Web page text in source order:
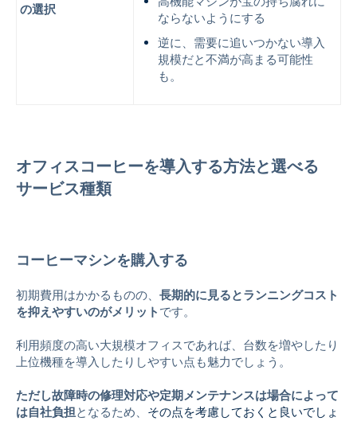
の選択
ならないようにする
逆に、需要に追いつかない導入
規模だと不満が高まる可能性
も。
オフィスコーヒーを導入する方法と選べる
サービス種類
コーヒーマシンを購入する
初期費用はかかるものの、 長期的に見るとランニングコスト
を抑えやすいのがメリット です。
利用頻度の高い大規模オフィスであれば、台数を増やしたり
上位機種を導入したりしやすい点も魅力でしょう。
ただし故障時の修理対応や定期メンテナンスは場合によって
は自社負担となるため その点を考慮しておくと良いでしょ